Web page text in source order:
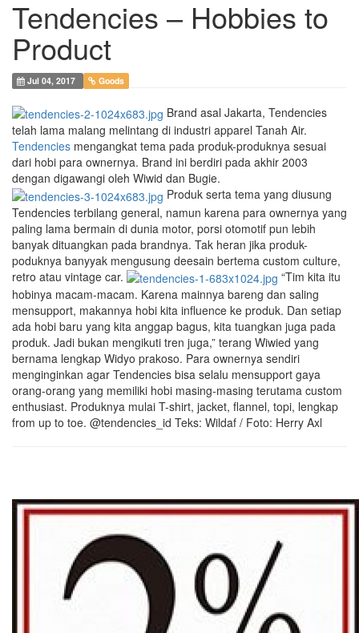
Tendencies – Hobbies to
Product
Jul 04, 2017 Goods
Brand asal Jakarta, Tendencies
telah lama malang melintang di industri apparel Tanah Air.
Tendencies mengangkat tema pada produk-produknya sesuai
dari hobi para ownernya. Brand ini berdiri pada akhir 2003
dengan digawangi oleh Wiwid dan Bugie.
Produk serta tema yang diusung
Tendencies terbilang general, namun karena para ownernya yang
paling lama bermain di dunia motor, porsi otomotif pun lebih
banyak dituangkan pada brandnya. Tak heran jika produk-
poduknya banyyak mengusung deesain bertema custom culture,
retro atau vintage car.
“Tim kita itu
hobinya macam-macam. Karena mainnya bareng dan saling
mensupport, makannya hobi kita influence ke produk. Dan setiap
ada hobi baru yang kita anggap bagus, kita tuangkan juga pada
produk. Jadi bukan mengikuti tren juga,” terang Wiwied yang
bernama lengkap Widyo prakoso. Para ownernya sendiri
menginginkan agar Tendencies bisa selalu mensupport gaya
orang-orang yang memiliki hobi masing-masing terutama custom
enthusiast. Produknya mulai T-shirt, jacket, flannel, topi, lengkap
from up to toe. @tendencies_id Teks: Wildaf / Foto: Herry Axl